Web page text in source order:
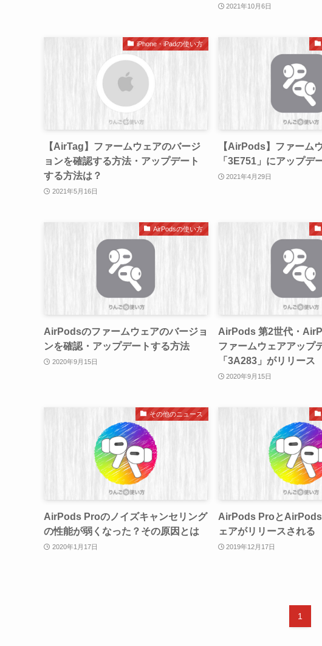
2021年10月6日
iPhone・iPadの使い方
【AirTag】ファームウェアのバージ
ョンを確認する方法・アップデート
する方法は？
2021年5月16日
【AirPods】ファーム
「3E751」にアップデ
2021年4月29日
AirPodsの使い方
AirPodsのファームウェアのバージョ
ンを確認・アップデートする方法
2020年9月15日
AirPods 第2世代・
ファームウェアアップ
「3A283」がリリース
2020年9月15日
その他のニュース
AirPods Proのノイズキャンセリング
の性能が弱くなった？その原因とは
2020年1月17日
AirPods ProとAirPods
ェアがリリースされる
2019年12月17日
1